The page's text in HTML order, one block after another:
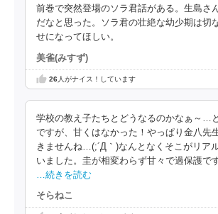
前巻で突然登場のソラ君話がある。生島さ
だなと思った。ソラ君の壮絶な幼少期は切
せになってほしい。
美雀(みすず)
26人がナイス！しています
学校の教え子たちとどうなるのかなぁ～…
ですが、甘くはなかった！やっぱり金八先
きませんね…(;´Д｀)なんとなくそこがリア
いました。圭が相変わらず甘々で過保護で
…続きを読む
そらねこ